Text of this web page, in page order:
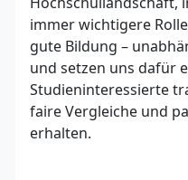
immer wichtigere
gute Bildung –
und setzen uns dafür
Studieninteressierte
faire Vergleiche und
erhalten.